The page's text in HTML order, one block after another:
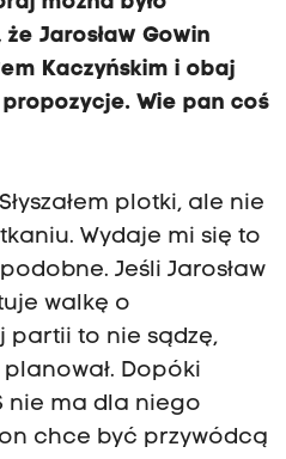
Jarosław Gowin
Kaczyńskim i obaj
Wie pan coś
plotki, ale nie
Wydaje mi się to
Jeśli Jarosław
walkę o
partii to nie sądzę,
Dopóki
nie ma dla niego
chce być przywódcą